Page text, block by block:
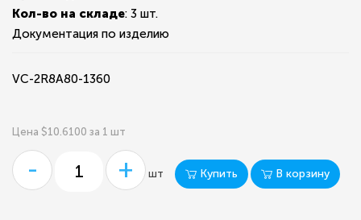
Кол-во на складе: 3 шт.
Документация по изделию
VC-2R8A80-1360
Цена $10.6100 за 1 шт
- + шт Купить В корзину